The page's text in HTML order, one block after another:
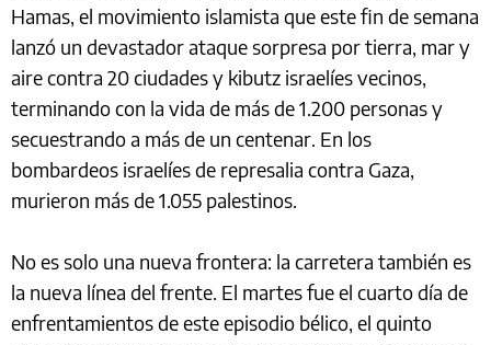
Hamas, el movimiento islamista que este fin de semana
lanzó un devastador ataque sorpresa por tierra, mar y
aire contra 20 ciudades y kibutz israelíes vecinos,
terminando con la vida de más de 1.200 personas y
secuestrando a más de un centenar. En los
bombardeos israelíes de represalia contra Gaza,
murieron más de 1.055 palestinos.
No es solo una nueva frontera: la carretera también es
la nueva línea del frente. El martes fue el cuarto día de
enfrentamientos de este episodio bélico, el quinto